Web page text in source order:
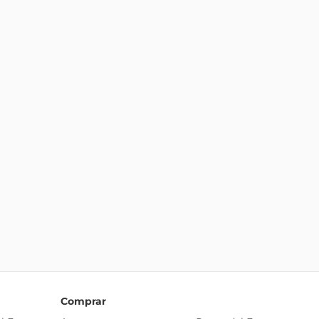
Comprar